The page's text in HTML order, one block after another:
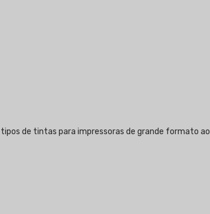
de tintas para impressoras de grande formato ao